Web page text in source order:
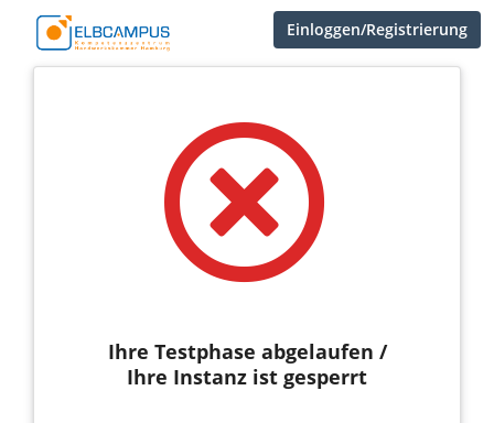
Einloggen/Registrierung
Ihre Testphase abgelaufen /
Ihre Instanz ist gesperrt